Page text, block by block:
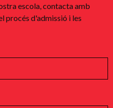
escola, contacta amb
procés d'admissió i les